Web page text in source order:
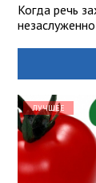
Когда речь
ЛУЧШЕЕ